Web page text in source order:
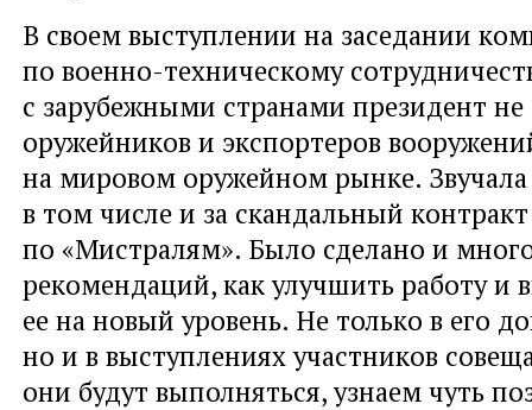
В своем выступлении на заседании
по военно-техническому
с зарубежными странами президент не
оружейников и экспортеров
на мировом оружейном рынке.
в том числе и за скандальный контракт
по «Мистралям». Было сделано и
рекомендаций, как улучшить работу и
ее на новый уровень. Не только в его
но и в выступлениях участников
они будут выполняться, узнаем чуть